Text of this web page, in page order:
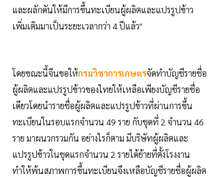
และผลักดันให้มีการขึ้นทะเบียนผู้ผลิตและแปรรูปข้าว
เพิ่มเติมมาเป็นระยะเวลากว่า 4 ปีแล้ว"
โดยขณะนี้จีนขอให้กรมวิชาการเกษตรจัดทำบัญชีรายชื่อ
ผู้ผลิตและแปรรูปข้าวของไทยให้เหลือเพียงบัญชีรายชื่อ
เดียวโดยนำรายชื่อผู้ผลิตและแปรรูปข้าวที่ผ่านการขึ้น
ทะเบียนในรอบแรกจำนวน 49 ราย กับชุดที่ 2 จำนวน 46
ราย มาผนวกรวมกัน อย่างไรก็ตาม มีบริษัทผู้ผลิตและ
แปรรูปข้าวในชุดแรกจำนวน 2 รายได้ย้ายที่ตั้งโรงงาน
ทำให้พ้นสภาพการขึ้นทะเบียนจึงเหลือบัญชีรายชื่อผู้ผลิต